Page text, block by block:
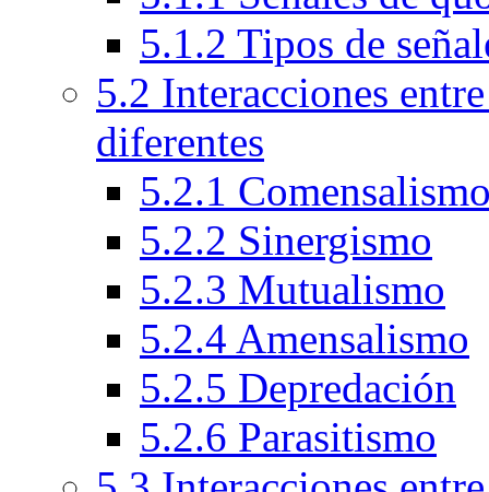
5.1.2 Tipos de
5.2 Interacciones
diferentes
5.2.1
5.2.2 Sinergismo
5.2.3 Mutualismo
5.2.4 Amensalismo
5.2.5 Depredación
5.2.6 Parasitismo